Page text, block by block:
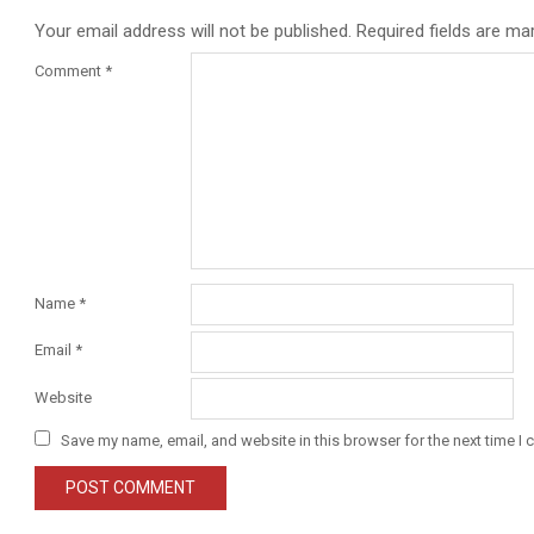
Your email address will not be published. Required fields are
Comment *
Name *
Email *
Website
Save my name, email, and website in this browser for the next time I